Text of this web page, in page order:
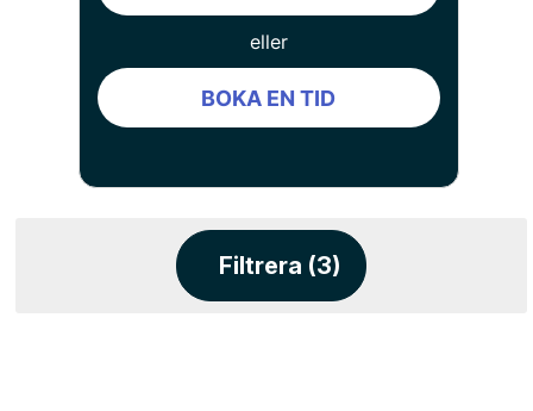
eller
BOKA EN TID
Filtrera (3)